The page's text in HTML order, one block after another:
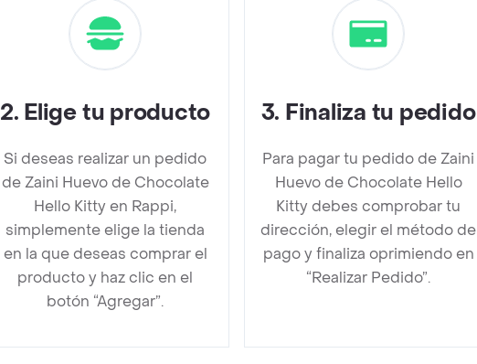
2. Elige tu producto
Si deseas realizar un pedido
de Zaini Huevo de Chocolate
Hello Kitty en Rappi,
simplemente elige la tienda
en la que deseas comprar el
producto y haz clic en el
botón “Agregar”.
3. Finaliza tu pedido
Para pagar tu pedido de Zaini
Huevo de Chocolate Hello
Kitty debes comprobar tu
dirección, elegir el método de
pago y finaliza oprimiendo en
“Realizar Pedido”.